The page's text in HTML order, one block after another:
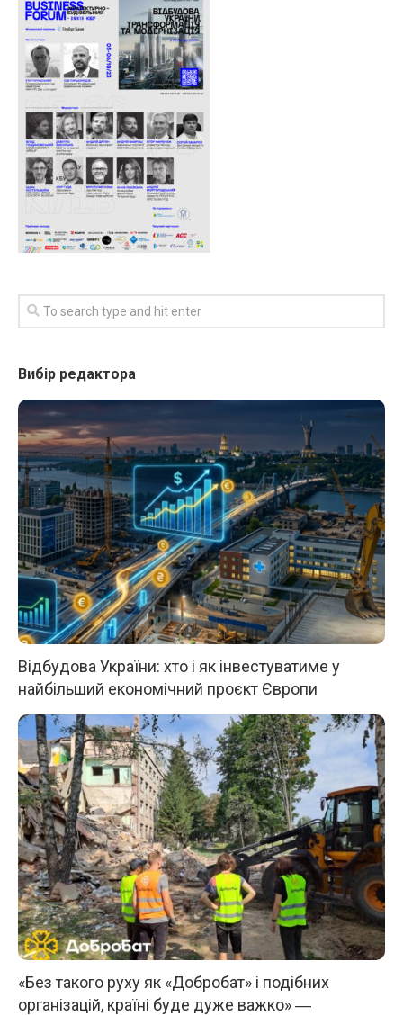
Вибір редактора
Відбудова України: хто і як інвестуватиме у
найбільший економічний проєкт Європи
«Без такого руху як «Добробат» і подібних
організацій, країні буде дуже важко» ―